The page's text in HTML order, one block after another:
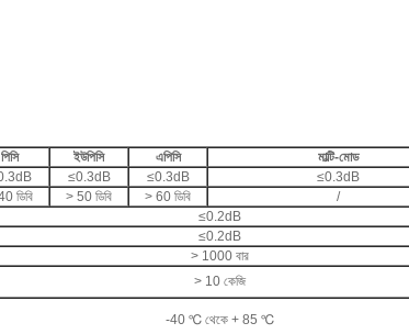
পিসি ইউপিসি এপিসি
মাল্টি-মোড
≤0.3dB ≤0.3dB
≤0.3dB
ডিবি > 50 ডিবি > 60 ডিবি
/
≤0.2dB
≤0.2dB
> 1000 বার
> 10 কেজি
-40 ℃ থেকে + 85 ℃